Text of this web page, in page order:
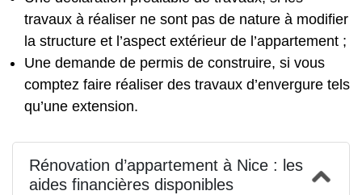
travaux à réaliser ne sont pas de nature à modifier
la structure et l’aspect extérieur de l’appartement ;
Une demande de permis de construire, si vous
comptez faire réaliser des travaux d’envergure tels
qu’une extension.
Rénovation d’appartement à Nice : les
aides financières disponibles